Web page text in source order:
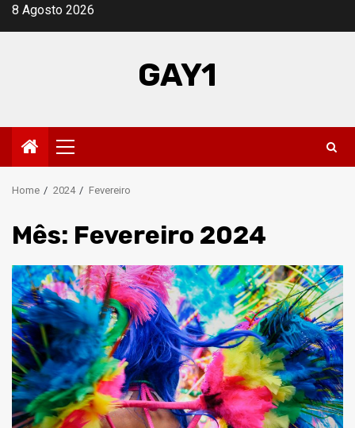
Skip8 Agosto 2026
GAY1
Primary
Menu
Home 2024 Fevereiro
Mês: Fevereiro 2024